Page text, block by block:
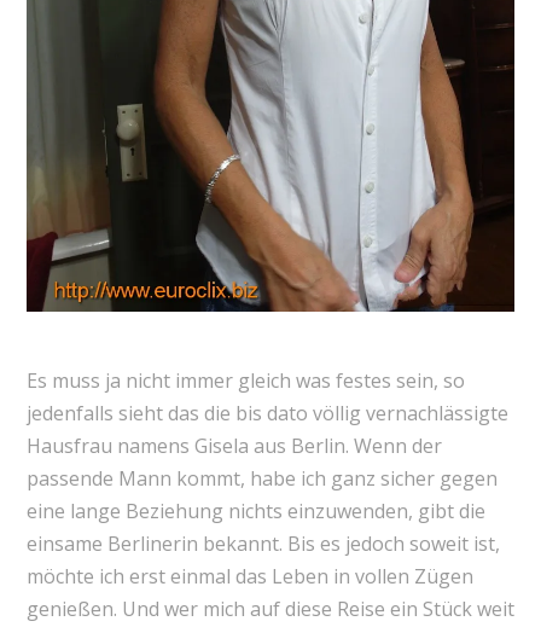
Es muss ja nicht immer gleich was festes sein, so
jedenfalls sieht das die bis dato völlig vernachlässigte
Hausfrau namens Gisela aus Berlin. Wenn der
passende Mann kommt, habe ich ganz sicher gegen
eine lange Beziehung nichts einzuwenden, gibt die
einsame Berlinerin bekannt. Bis es jedoch soweit ist,
möchte ich erst einmal das Leben in vollen Zügen
genießen. Und wer mich auf diese Reise ein Stück weit